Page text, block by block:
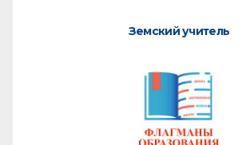
Земский учитель